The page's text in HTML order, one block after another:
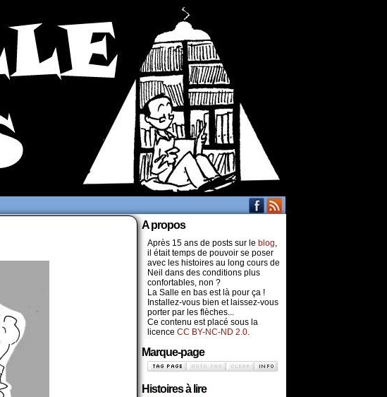
A propos
Après 15 ans de posts sur le blog,
il était temps de pouvoir se poser
avec les histoires au long cours de
Neil dans des conditions plus
confortables, non ?
La Salle en bas est là pour ça !
Installez-vous bien et laissez-vous
porter par les flèches...
Ce contenu est placé sous la
licence CC BY-NC-ND 2.0.
Marque-page
Histoires à lire